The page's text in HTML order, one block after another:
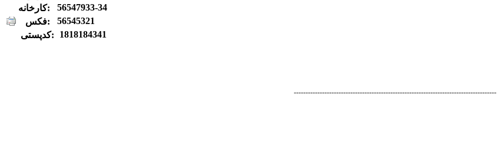
کارخانه:
56547933-34
فکس:
56545321
کدپستی:
1818184341
--------------------------------------------------------------------------------------